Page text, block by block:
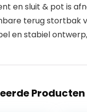
en sluit & pot is
terug stortbak
en stabiel
Producten